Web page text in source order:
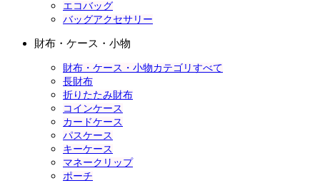
エコバッグ
バッグアクセサリー
財布・ケース・小物
財布・ケース・小物カテゴリすべて
長財布
折りたたみ財布
コインケース
カードケース
パスケース
キーケース
マネークリップ
ポーチ